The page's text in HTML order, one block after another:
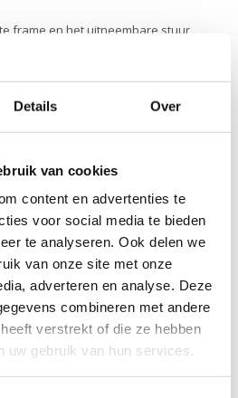
Details Over
van cookies
content en advertenties te
voor social media te bieden
te analyseren. Ook delen we
van onze site met onze
adverteren en analyse. Deze
combineren met andere
verstrekt of die ze hebben
uw gebruik van hun services.
frame en het uitneembare stuur
makkelijk. De supergladde,
voor extra zichtbaarheid en
lampjes in de voorwielen
veilig tot stilstand komt. Dankzij het
letters op het dek en de
je kind gemakkelijk de
: Bij Micro Mobility hechten we veel
worden ontworpen in
met de allerbeste onderdelen, die
zijn. Ze zijn uitvoerig getest en
waardoor Micro producten